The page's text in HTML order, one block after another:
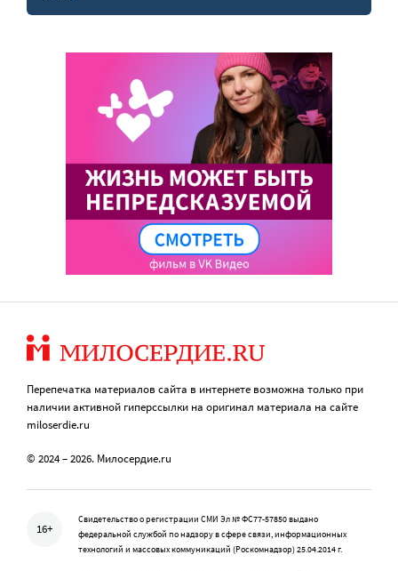
Перепечатка материалов сайта в интернете возможна только при
наличии активной гиперссылки на оригинал материала на сайте
miloserdie.ru
© 2024 – 2026. Милосердие.ru
16+
Свидетельство о регистрации СМИ Эл № ФС77-57850 выдано
федеральной службой по надзору в сфере связи, информационных
технологий и массовых коммуникаций (Роскомнадзор) 25.04.2014 г.